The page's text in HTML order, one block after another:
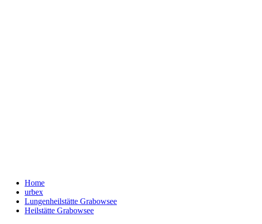
Home
urbex
Lungenheilstätte Grabowsee
Heilstätte Grabowsee